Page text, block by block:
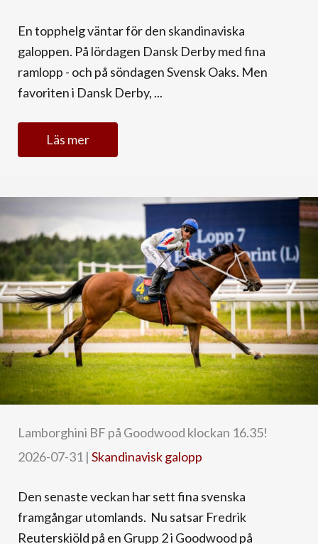
En topphelg väntar för den skandinaviska
galoppen. På lördagen Dansk Derby med fina
ramlopp - och på söndagen Svensk Oaks. Men
favoriten i Dansk Derby, ...
Läs mer
Lamborghini BF på Goodwood klockan 16.35!
2026-07-31 | Skandinavisk galopp
Den senaste veckan har sett fina svenska
framgångar utomlands. Nu satsar Fredrik
Reuterskiöld på en Grupp 2 i Goodwood på